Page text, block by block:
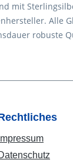
mit
Alle
robuste
Impressum